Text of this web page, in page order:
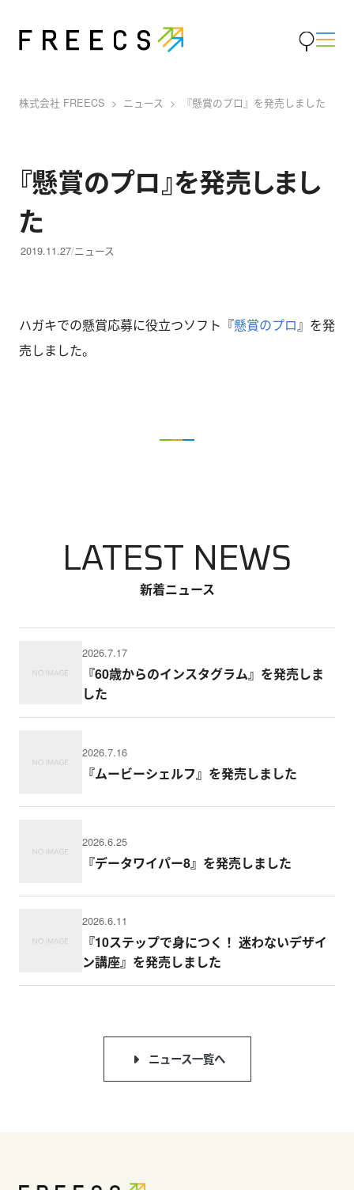
株式会社 FREECS ニュース 『懸賞のプロ』を発売しました
『懸賞のプロ』を発売しまし
た
2019.11.27 ニュース
ハガキでの懸賞応募に役立つソフト『懸賞のプロ』を発
売しました。
新着ニュース
LATEST NEWS
2026.7.17
『60歳からのインスタグラム』を発売しま
した
2026.7.16
『ムービーシェルフ』を発売しました
2026.6.25
『データワイパー8』を発売しました
2026.6.11
『10ステップで身につく！ 迷わないデザイ
ン講座』を発売しました
ニュース一覧へ